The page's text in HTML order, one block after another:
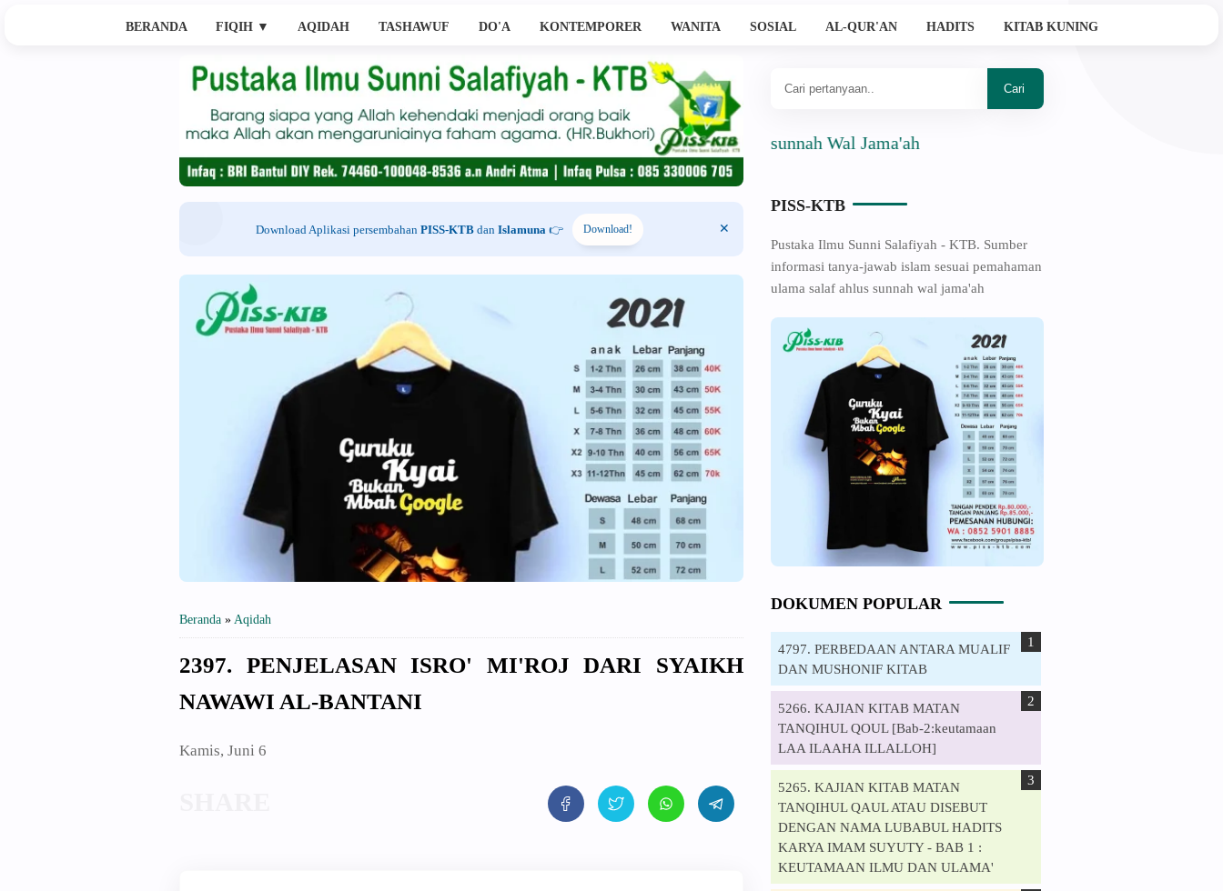
BERANDA FIQIH ▼ AQIDAH TASHAWUF DO'A KONTEMPORER WANITA SOSIAL AL-QUR'AN HADITS KITAB KUNING
Download Aplikasi persembahan PISS-KTBdan Islamuna 👉 Download!
Beranda » Aqidah
2397. PENJELASAN ISRO' MI'ROJ DARI SYAIKH
NAWAWI AL-BANTANI
Kamis, Juni 6
Ahlussunnah Wal Jama'ah
PISS-KTB
Pustaka Ilmu Sunni Salafiyah - KTB. Sumber
informasi tanya-jawab islam sesuai pemahaman
ulama salaf ahlus sunnah wal jama'ah
DOKUMEN POPULAR
4797. PERBEDAAN ANTARA MUALIF
DAN MUSHONIF KITAB
5266. KAJIAN KITAB MATAN
TANQIHUL QOUL [Bab-2:keutamaan
LAA ILAAHA ILLALLOH]
5265. KAJIAN KITAB MATAN
TANQIHUL QAUL ATAU DISEBUT
DENGAN NAMA LUBABUL HADITS
KARYA IMAM SUYUTY - BAB 1 :
KEUTAMAAN ILMU DAN ULAMA'